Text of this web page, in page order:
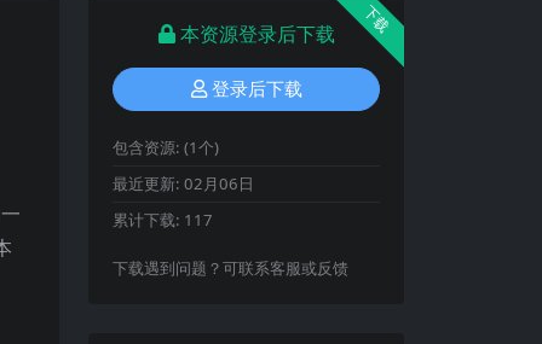
下载
本资源登录后下载
登录后下载
包含资源: (1个)
最近更新: 02月06日
累计下载: 117
下载遇到问题？可联系客服或反馈